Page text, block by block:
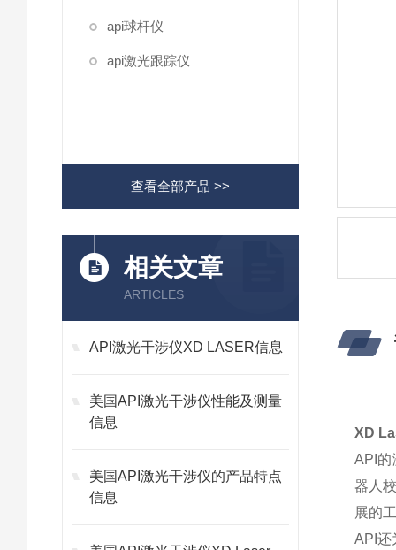
api球杆仪
api激光跟踪仪
查看全部产品 >>
相关文章
ARTICLES
API激光干涉仪XD LASER信息
美国API激光干涉仪性能及测量
信息
美国API激光干涉仪的产品特点
信息
XD
API的
器人
展的
API还